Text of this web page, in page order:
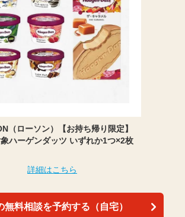
（ローソン）【お持ち帰り限定】
ハーゲンダッツ いずれか1つ×2枚
詳細はこちら
無料相談を予約する（自宅）